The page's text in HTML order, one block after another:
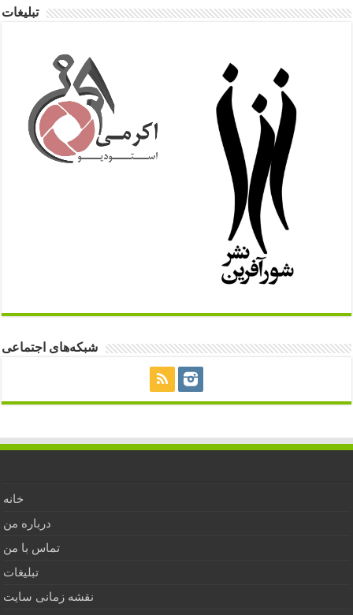
تبلیغات
شبکه‌های اجتماعی
خانه
درباره من
تماس با من
تبلیغات
نقشه زمانی سایت